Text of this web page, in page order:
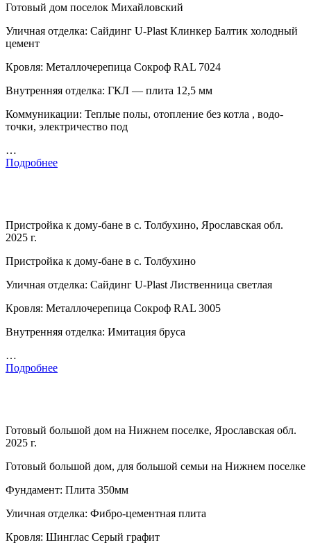
Готовый дом поселок Михайловский
Уличная отделка: Сайдинг U-Plast Клинкер Балтик холодный
цемент
Кровля: Металлочерепица Сокроф RAL 7024
Внутренняя отделка: ГКЛ — плита 12,5 мм
Коммуникации: Теплые полы, отопление без котла , водо-
точки, электричество под
…
Подробнее
Пристройка к дому-бане в с. Толбухино, Ярославская обл.
2025 г.
Пристройка к дому-бане в с. Толбухино
Уличная отделка: Сайдинг U-Plast Лиственница светлая
Кровля: Металлочерепица Сокроф RAL 3005
Внутренняя отделка: Имитация бруса
…
Подробнее
Готовый большой дом на Нижнем поселке, Ярославская обл.
2025 г.
Готовый большой дом, для большой семьи на Нижнем поселке
Фундамент: Плита 350мм
Уличная отделка: Фибро-цементная плита
Кровля: Шинглас Серый графит